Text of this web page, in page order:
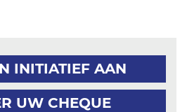
INITIATIEF AAN
UW CHEQUE